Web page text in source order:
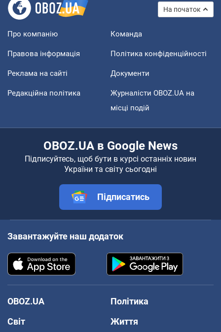
На початок
Про компанію Команда
Правова інформація Політика конфіденційності
Реклама на сайті Документи
Редакційна політика
Журналісти OBOZ.UA на
місці подій
OBOZ.UA в Google News
Підписуйтесь, щоб бути в курсі останніх новин
України та світу сьогодні
Підписатись
Завантажуйте наш додаток
OBOZ.UA
Політика
Світ
Життя